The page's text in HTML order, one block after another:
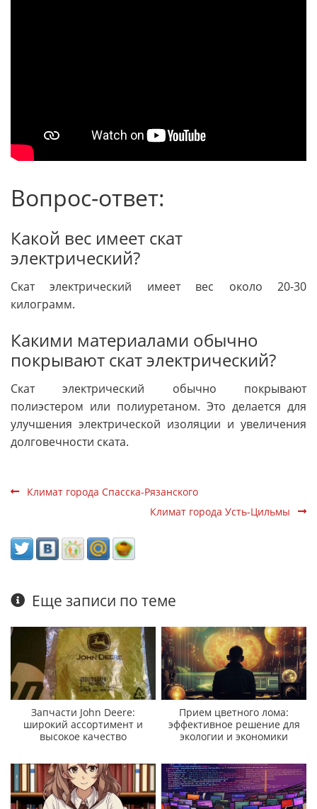
Вопрос-ответ:
Какой вес имеет скат
электрический?
Скат электрический имеет вес около 20-30
килограмм.
Какими материалами обычно
покрывают скат электрический?
Скат электрический обычно покрывают
полиэстером или полиуретаном. Это делается для
улучшения электрической изоляции и увеличения
долговечности ската.
Климат города Спасска-Рязанского
Климат города Усть-Цильмы
Еще записи по теме
Запчасти John Deere:
широкий ассортимент и
высокое качество
Прием цветного лома:
эффективное решение для
экологии и экономики